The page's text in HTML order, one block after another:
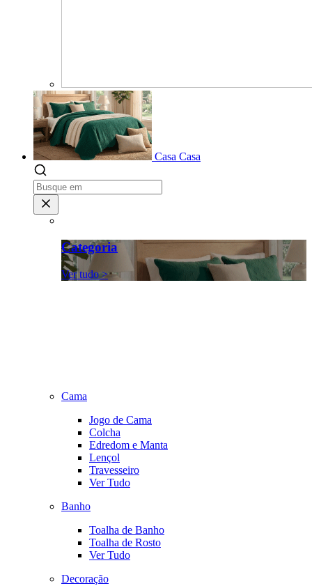
Casa Casa
Categoria
Ver tudo >
Cama
Jogo de Cama
Colcha
Edredom e Manta
Lençol
Travesseiro
Ver Tudo
Banho
Toalha de Banho
Toalha de Rosto
Ver Tudo
Decoração